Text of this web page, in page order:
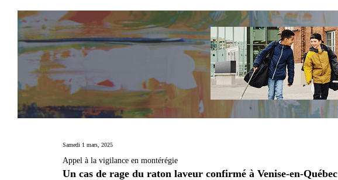
Samedi 1 mars, 2025
Appel à la vigilance en montérégie
Un cas de rage du raton laveur confirmé à Venise-en-Québec